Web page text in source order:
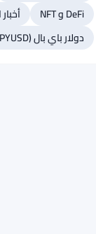
DeFi و NFT
دولار باي بال (PYUSD) (PYUSD)